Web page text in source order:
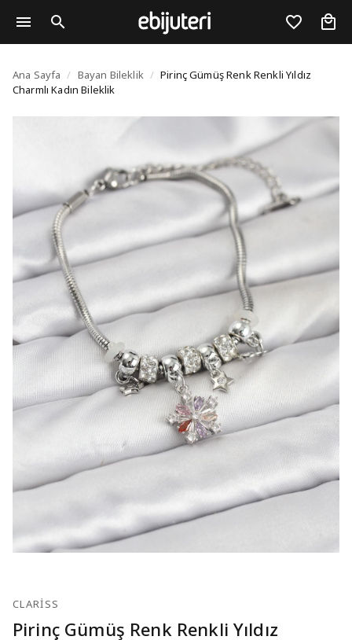
Pirinç Gümüş Renk
Ana Sayfa / Bayan Bileklik / Pirinç Gümüş Renk Renkli Yıldız
Charmlı Kadın Bileklik
CLARISS
Pirinç Gümüş Renk Renkli Yıldız